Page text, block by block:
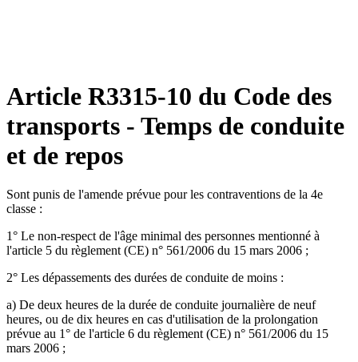
Article R3315-10 du Code des
transports - Temps de conduite
et de repos
Sont punis de l'amende prévue pour les contraventions de la 4e
classe :
1° Le non-respect de l'âge minimal des personnes mentionné à
l'article 5 du règlement (CE) n° 561/2006 du 15 mars 2006 ;
2° Les dépassements des durées de conduite de moins :
a) De deux heures de la durée de conduite journalière de neuf
heures, ou de dix heures en cas d'utilisation de la prolongation
prévue au 1° de l'article 6 du règlement (CE) n° 561/2006 du 15
mars 2006 ;